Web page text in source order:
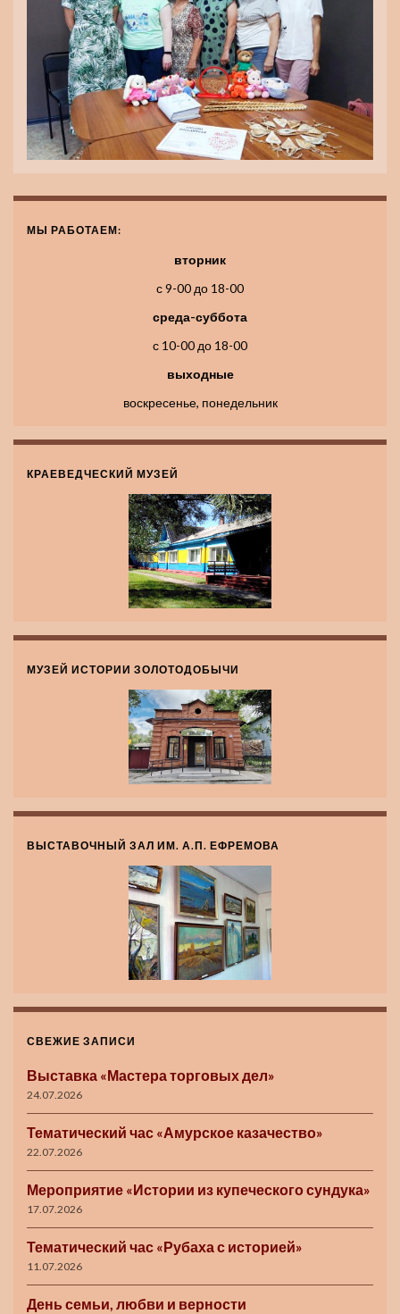
МЫ РАБОТАЕМ:
вторник
с 9-00 до 18-00
среда-суббота
с 10-00 до 18-00
выходные
воскресенье, понедельник
КРАЕВЕДЧЕСКИЙ МУЗЕЙ
МУЗЕЙ ИСТОРИИ ЗОЛОТОДОБЫЧИ
ВЫСТАВОЧНЫЙ ЗАЛ ИМ. А.П. ЕФРЕМОВА
СВЕЖИЕ ЗАПИСИ
Выставка «Мастера торговых дел»
24.07.2026
Тематический час «Амурское казачество»
22.07.2026
Мероприятие «Истории из купеческого сундука»
17.07.2026
Тематический час «Рубаха с историей»
11.07.2026
День семьи, любви и верности